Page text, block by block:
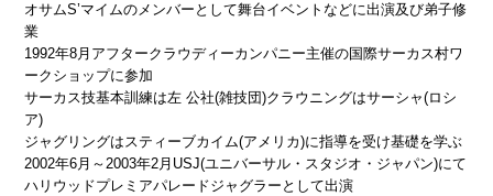
オサムS’マイムのメンバーとして舞台イベントなどに出演及び弟子修
業
1992年8月 アフタークラウディーカンパニー主催の国際サーカス村ワ
ークショップに参加
サーカス技基本訓練は左 公社(雑技団)クラウニングはサーシャ(ロシ
ア)
ジャグリングはスティーブカイム(アメリカ)に指導を受け基礎を学ぶ
2002年6月～2003年2月 USJ(ユニバーサル・スタジオ・ジャパン)にて
ハリウッドプレミアパレードジャグラーとして出演